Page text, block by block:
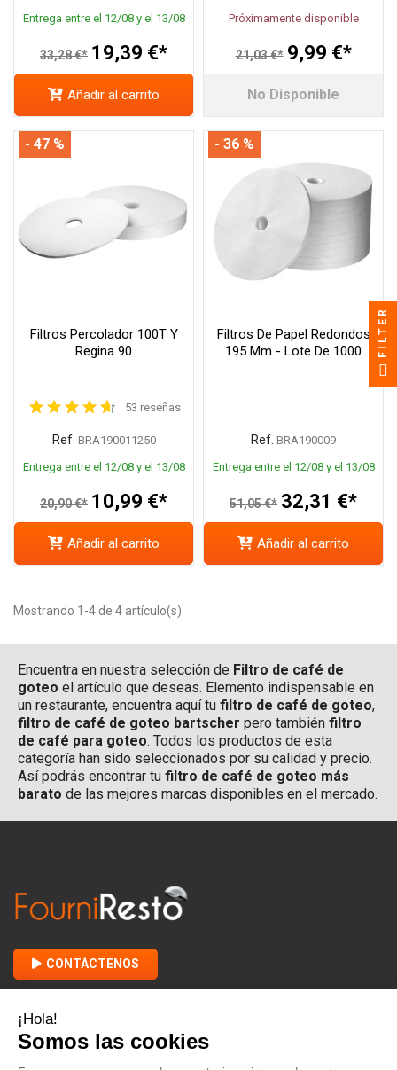
Entrega entre el 12/08 y el 13/08
33,28 €* 19,39 €*
Añadir al carrito
Próximamente disponible
21,03 €* 9,99 €*
No Disponible
Filtros Percolador 100T Y
Regina 90
53 reseñas
Ref. BRA190011250
Entrega entre el 12/08 y el 13/08
20,90 €* 10,99 €*
- 47 %
Añadir al carrito
Filtros De Papel Redondos
195 Mm - Lote De 1000
Ref. BRA190009
Entrega entre el 12/08 y el 13/08
51,05 €* 32,31 €*
- 36 %
Añadir al carrito
Mostrando 1-4 de 4 artículo(s)
Encuentra en nuestra selección de Filtro de café de
goteo el artículo que deseas. Elemento indispensable en
un restaurante, encuentra aquí tu filtro de café de goteo,
filtro de café de goteo bartscher pero también filtro
de café para goteo. Todos los productos de esta
categoría han sido seleccionados por su calidad y precio.
Así podrás encontrar tu filtro de café de goteo más
barato de las mejores marcas disponibles en el mercado.
CONTÁCTENOS
ACERCA DE FOURNIRESTO
FILTER